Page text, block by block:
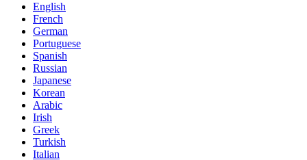
English
French
German
Portuguese
Spanish
Russian
Japanese
Korean
Arabic
Irish
Greek
Turkish
Italian